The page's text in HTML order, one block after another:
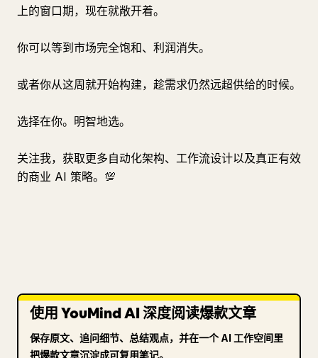
上的窗口期，现在就敞开着。
你可以等到市场完全饱和、利润消失。
或者你从这周就开始构建，趁需求仍然远超供给的时候。
选择在你。明智地选。
关注我，获取更多自动化架构、工作流设计以及真正有效
的商业 AI 策略。💯
使用 YouMind AI 深度阅读爆款文章
保存原文、追问细节、总结观点，并在一个 AI 工作空间里
把爆款文章沉淀成可复用笔记。